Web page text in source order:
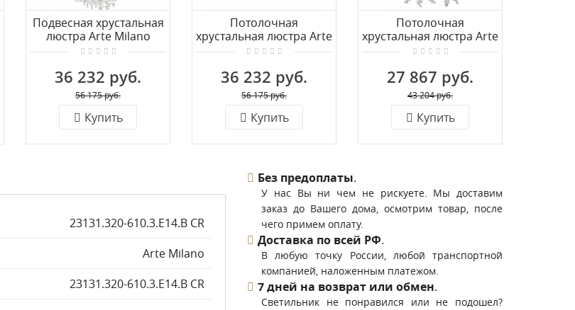
Подвесная хрустальная
люстра Arte Milano
23110.600.8.E14.C GD
36 232 руб.
56 175 руб.
Купить
Потолочная
хрустальная люстра Arte
Milano 23111.600.8.G9.A
36 232 руб.
56 175 руб.
Купить
Потолочная
хрустальная люстра Arte
Milano 23111.460.6.G9.A
27 867 руб.
43 204 руб.
Купить
23131.320-610.3.E14.B CR
Arte Milano
23131.320-610.3.E14.B CR
Без предоплаты.
У нас Вы ни чем не рискуете. Мы доставим
заказ до Вашего дома, осмотрим товар, после
чего примем оплату.
Доставка по всей РФ.
В любую точку России, любой транспортной
компанией, наложенным платежом.
7 дней на возврат или обмен.
Светильник не понравился или не подошел?